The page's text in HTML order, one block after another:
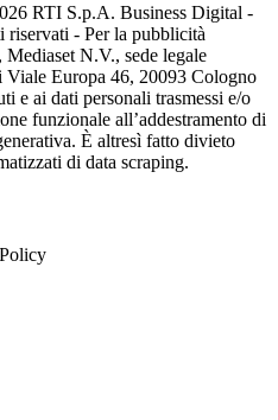
RTI S.p.A. Business Digital -
- Per la pubblicità
N.V., sede legale
Europa 46, 20093 Cologno
e ai dati personali trasmessi e/o
funzionale all’addestramento di
È altresì fatto divieto
di data scraping.